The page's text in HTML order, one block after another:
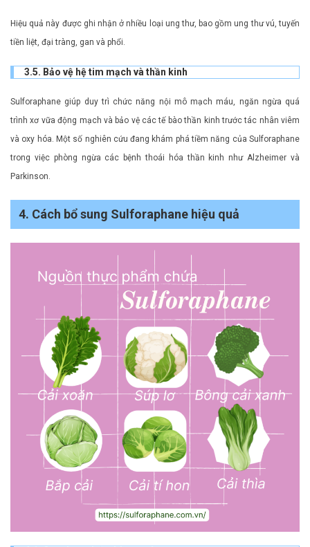
Hiệu quả này được ghi nhận ở nhiều loại ung thư, bao gồm ung thư vú, tuyến
tiền liệt, đại tràng, gan và phổi.
3.5. Bảo vệ hệ tim mạch và thần kinh
Sulforaphane giúp duy trì chức năng nội mô mạch máu, ngăn ngừa quá
trình xơ vữa động mạch và bảo vệ các tế bào thần kinh trước tác nhân viêm
và oxy hóa. Một số nghiên cứu đang khám phá tiềm năng của Sulforaphane
trong việc phòng ngừa các bệnh thoái hóa thần kinh như Alzheimer và
Parkinson.
4. Cách bổ sung Sulforaphane hiệu quả